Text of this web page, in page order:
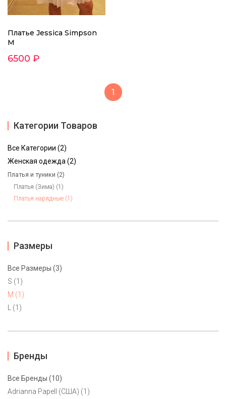
Платье Jessica Simpson
M
6500 ₽
1
Платье Jessica Simpson M
Категории Товаров
Все Категории (2)
Женская одежда (2)
Платья и туники (2)
Платья (Зима) (1)
Платья нарядные (1)
Размеры
Все Размеры (3)
S (1)
M (1)
L (1)
Бренды
Все Бренды (10)
Adrianna Papell (США) (1)